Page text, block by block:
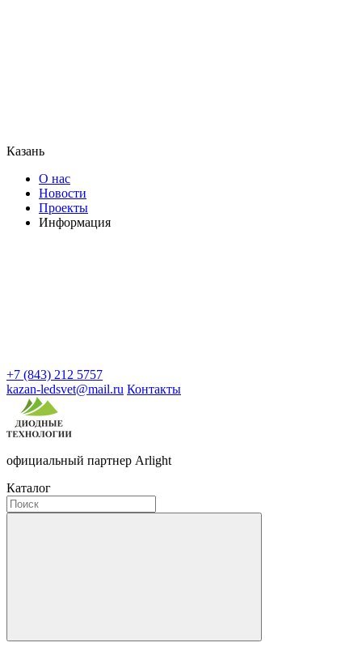
Казань
О нас
Новости
Проекты
Информация
+7 (843) 212 5757
kazan-ledsvet@mail.ru Контакты
официальный партнер Arlight
Каталог